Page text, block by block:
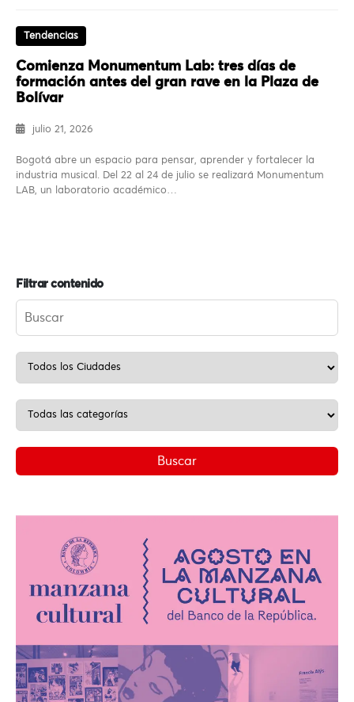
Tendencias
Comienza Monumentum Lab: tres días de
formación antes del gran rave en la Plaza de
Bolívar
julio 21, 2026
Bogotá abre un espacio para pensar, aprender y fortalecer la
industria musical. Del 22 al 24 de julio se realizará Monumentum
LAB, un laboratorio académico…
Filtrar contenido